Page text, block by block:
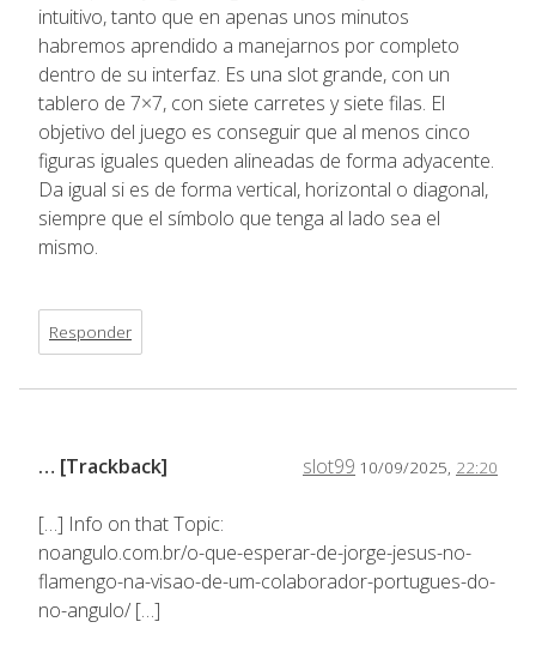
intuitivo, tanto que en apenas unos minutos
habremos aprendido a manejarnos por completo
dentro de su interfaz. Es una slot grande, con un
tablero de 7×7, con siete carretes y siete filas. El
objetivo del juego es conseguir que al menos cinco
figuras iguales queden alineadas de forma adyacente.
Da igual si es de forma vertical, horizontal o diagonal,
siempre que el símbolo que tenga al lado sea el
mismo.
Responder
slot99 10/09/2025, 22:20
… [Trackback]
[…] Info on that Topic:
noangulo.com.br/o-que-esperar-de-jorge-jesus-no-
flamengo-na-visao-de-um-colaborador-portugues-do-
no-angulo/ […]